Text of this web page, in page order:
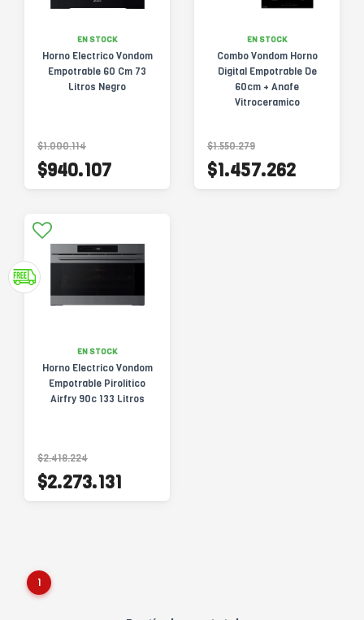
EN STOCK
Horno Electrico Vondom
Empotrable 60 Cm 73
Litros Negro
$1.000.114
$940.107
EN STOCK
Combo Vondom Horno
Digital Empotrable De
60cm + Anafe
Vitroceramico
$1.550.279
$1.457.262
EN STOCK
Horno Electrico Vondom
Empotrable Pirolitico
Airfry 90c 133 Litros
$2.418.224
$2.273.131
1